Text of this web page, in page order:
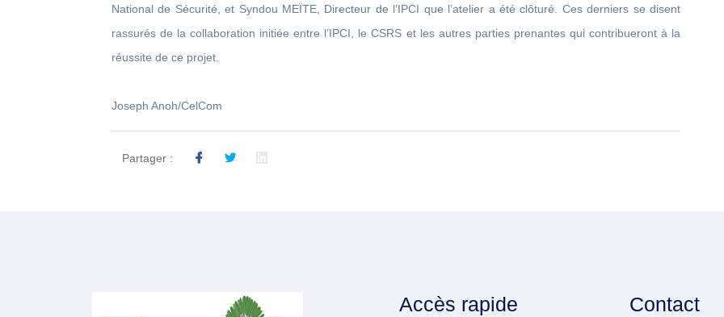
National de Sécurité, et Syndou MEÏTE, Directeur de l’IPCI que l’atelier a été clôturé. Ces derniers se disent
rassurés de la collaboration initiée entre l’IPCI, le CSRS et les autres parties prenantes qui contribueront à la
réussite de ce projet.
Joseph Anoh/CelCom
Partager :
Accès rapide Contact